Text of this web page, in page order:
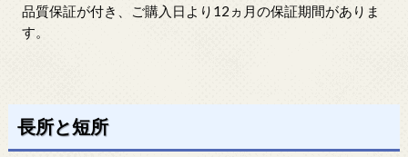
品質保証が付き、ご購入日より12ヵ月の保証期間がありま
す。
長所と短所